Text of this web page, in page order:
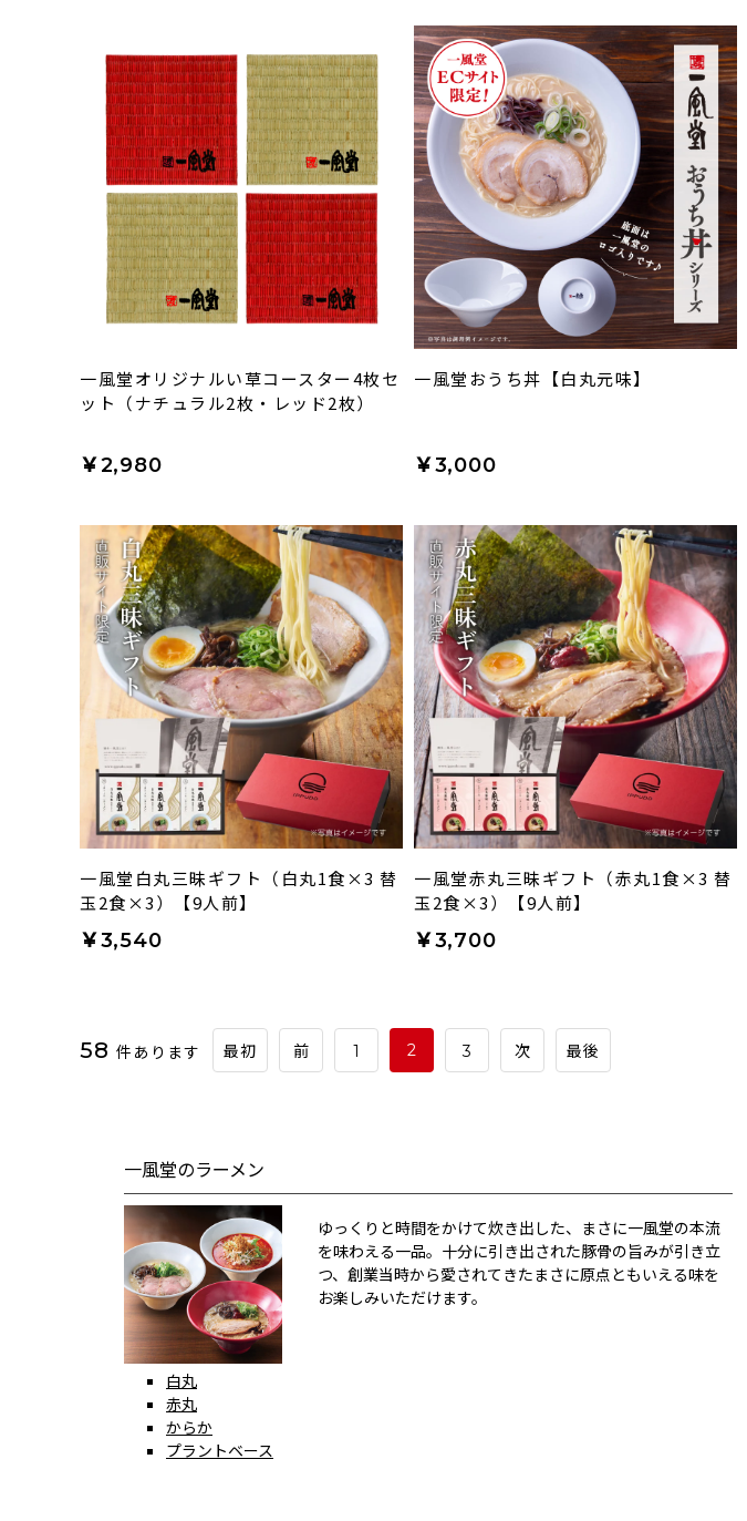
一風堂オリジナルい草コースター4枚セ
ット（ナチュラル2枚・レッド2枚）
￥2,980
一風堂おうち丼【白丸元味】
￥3,000
一風堂白丸三昧ギフト（白丸1食×3 替
玉2食×3）【9人前】
￥3,540
一風堂赤丸三昧ギフト（赤丸1食×3 替
玉2食×3）【9人前】
￥3,700
58 件あります 最初 前 1 2 3 次 最後
一風堂のラーメン
ゆっくりと時間をかけて炊き出した、まさに一風堂の本流
を味わえる一品。十分に引き出された豚骨の旨みが引き立
つ、創業当時から愛されてきたまさに原点ともいえる味を
お楽しみいただけます。
白丸
赤丸
からか
プラントベース